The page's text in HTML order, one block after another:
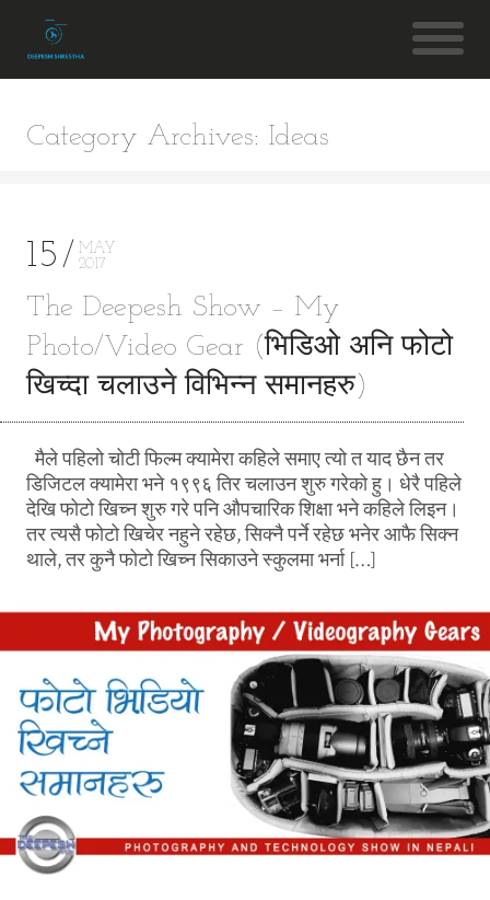
Category Archives: Ideas
15
MAY
2017
The Deepesh Show – My
Photo/Video Gear (भिडिओ अनि फोटो
खिच्दा चलाउने विभिन्न समानहरु)
मैले पहिलो चोटी फिल्म क्यामेरा कहिले समाए त्यो त याद छैन तर
डिजिटल क्यामेरा भने १९९६ तिर चलाउन शुरु गरेको हु। धेरै पहिले
देखि फोटो खिच्न शुरु गरे पनि औपचारिक शिक्षा भने कहिले लिइन।
तर त्यसै फोटो खिचेर नहुने रहेछ, सिक्नै पर्ने रहेछ भनेर आफै सिक्न
थाले, तर कुनै फोटो खिच्न सिकाउने स्कुलमा भर्ना […]